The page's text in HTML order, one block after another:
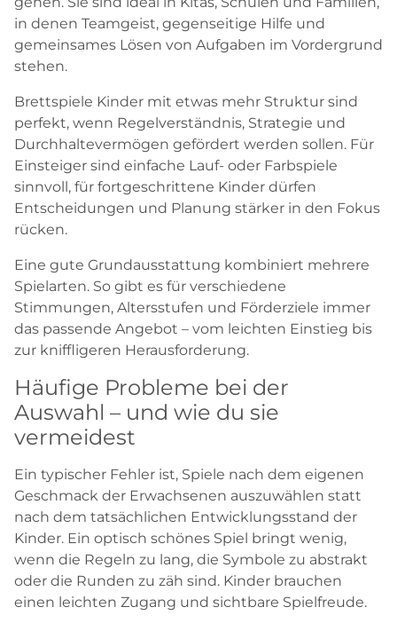
in denen Teamgeist, gegenseitige Hilfe und
gemeinsames Lösen von Aufgaben im Vordergrund
stehen.
Brettspiele Kinder mit etwas mehr Struktur sind
perfekt, wenn Regelverständnis, Strategie und
Durchhaltevermögen gefördert werden sollen. Für
Einsteiger sind einfache Lauf- oder Farbspiele
sinnvoll, für fortgeschrittene Kinder dürfen
Entscheidungen und Planung stärker in den Fokus
rücken.
Eine gute Grundausstattung kombiniert mehrere
Spielarten. So gibt es für verschiedene
Stimmungen, Altersstufen und Förderziele immer
das passende Angebot – vom leichten Einstieg bis
zur kniffligeren Herausforderung.
Häufige Probleme bei der
Auswahl – und wie du sie
vermeidest
Ein typischer Fehler ist, Spiele nach dem eigenen
Geschmack der Erwachsenen auszuwählen statt
nach dem tatsächlichen Entwicklungsstand der
Kinder. Ein optisch schönes Spiel bringt wenig,
wenn die Regeln zu lang, die Symbole zu abstrakt
oder die Runden zu zäh sind. Kinder brauchen
einen leichten Zugang und sichtbare Spielfreude.